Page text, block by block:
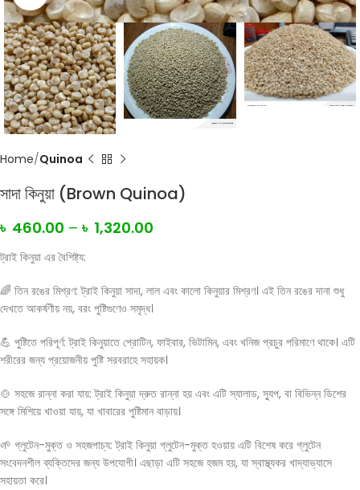
Home Quinoa
সাদা কিনুয়া (Brown Quinoa)
৳ 460.00 – ৳ 1,320.00
ট্রাই কিনুয়া এর বৈশিষ্ট্য:
🌈 তিন রঙের মিশ্রণ: ট্রাই কিনুয়া সাদা, লাল এবং কালো কিনুয়ার মিশ্রণ। এই তিন রঙের দানা শুধু
দেখতে আকর্ষণীয় নয়, বরং পুষ্টিগুণেও সমৃদ্ধ।
💪 পুষ্টিতে পরিপূর্ণ: ট্রাই কিনুয়াতে প্রোটিন, ফাইবার, ভিটামিন, এবং খনিজ প্রচুর পরিমাণে থাকে। এটি
শরীরের জন্য প্রয়োজনীয় পুষ্টি সরবরাহে সহায়ক।
🍲 সহজে রান্না করা যায়: ট্রাই কিনুয়া দ্রুত রান্না হয় এবং এটি স্যালাড, স্যুপ, বা বিভিন্ন ডিশের
সঙ্গে মিশিয়ে খাওয়া যায়, যা খাবারের পুষ্টিমান বাড়ায়।
🌱 গ্লুটেন-মুক্ত ও সহজপাচ্য: ট্রাই কিনুয়া গ্লুটেন-মুক্ত হওয়ায় এটি বিশেষ করে গ্লুটেন
সংবেদনশীল ব্যক্তিদের জন্য উপযোগী। এছাড়া এটি সহজে হজম হয়, যা স্বাস্থ্যকর খাদ্যাভ্যাসে
সহায়তা করে।